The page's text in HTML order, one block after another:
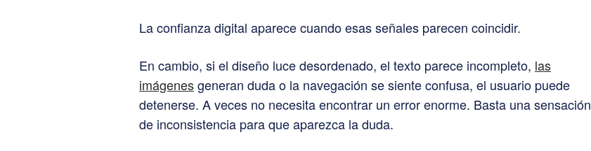
La confianza digital aparece cuando esas señales parecen coincidir.
En cambio, si el diseño luce desordenado, el texto parece incompleto, las
imágenesgeneran duda o la navegación se siente confusa, el usuario puede
detenerse. A veces no necesita encontrar un error enorme. Basta una sensación
de inconsistencia para que aparezca la duda.